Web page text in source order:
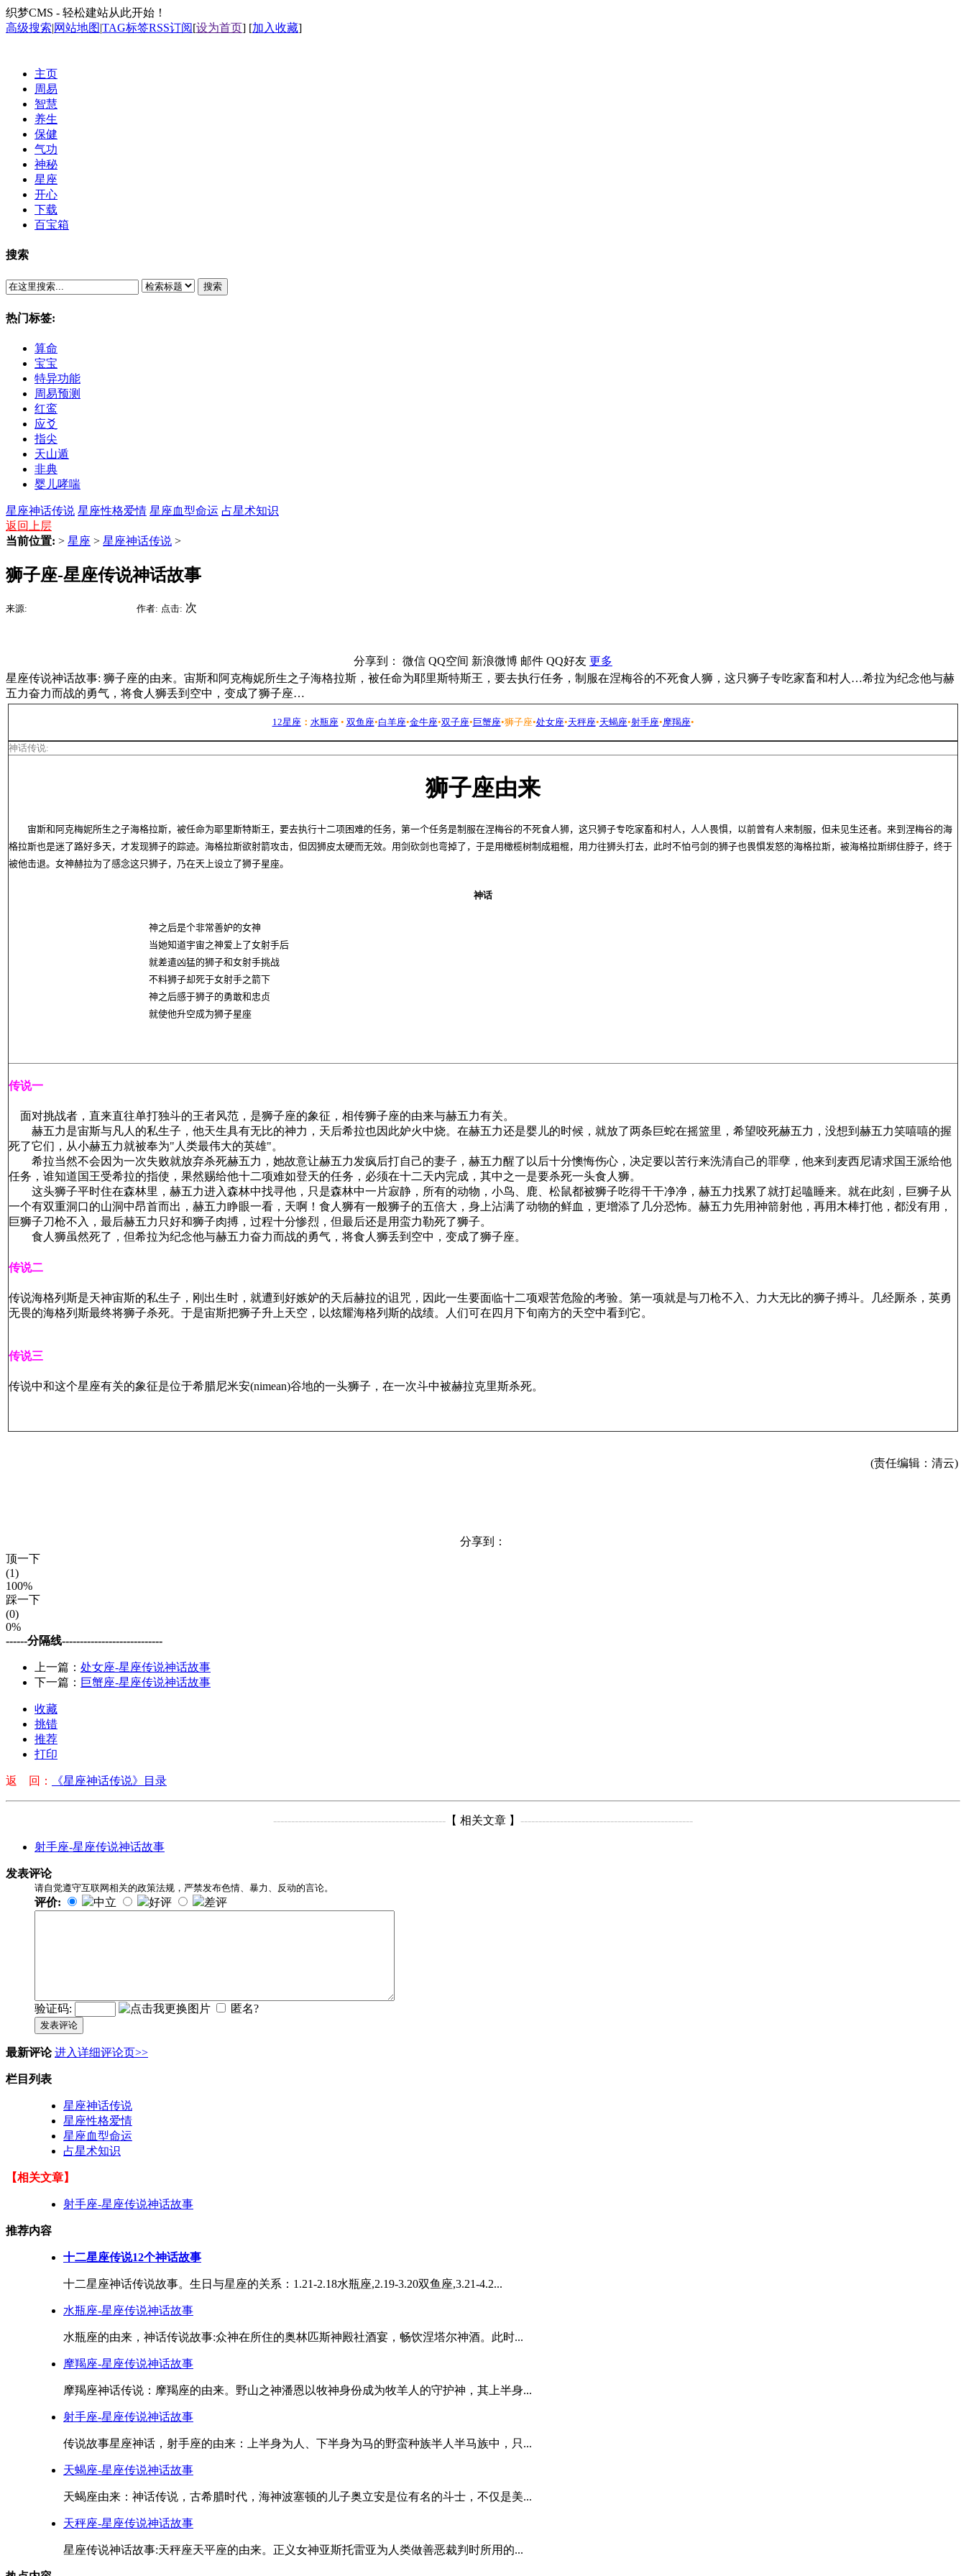
织梦CMS - 轻松建站从此开始！
高级搜索|网站地图|TAG标签RSS订阅[设为首页] [加入收藏]
主页
周易
智慧
养生
保健
气功
神秘
星座
开心
下载
百宝箱
搜索
搜索
热门标签:
算命
宝宝
特异功能
周易预测
红鸾
应爻
指尖
天山遁
非典
婴儿哮喘
星座神话传说 星座性格爱情 星座血型命运 占星术知识
返回上层
当前位置: > 星座 > 星座神话传说 >
狮子座-星座传说神话故事
来源: 作者: 点击: 次
分享到： 微信 QQ空间 新浪微博 邮件 QQ好友 更多
星座传说神话故事: 狮子座的由来。宙斯和阿克梅妮所生之子海格拉斯，被任命为耶里斯特斯王，要去执行任务，制服在涅梅谷的不死食人狮，这只狮子专吃家畜和村人…希拉为纪念他与赫
五力奋力而战的勇气，将食人狮丢到空中，变成了狮子座…
12星座： 水瓶座 • 双鱼座•白羊座•金牛座•双子座• 巨蟹座•狮子座•处女座•天秤座•天蝎座•射手座•摩羯座•
神话传说:
狮子座由来
宙斯和阿克梅妮所生之子海格拉斯，被任命为耶里斯特斯王，要去执行十二项困难的任务，第一个任务是制服在涅梅谷的不死食人狮，这只狮子专吃家畜和村人，人人畏惧，以前曾有人来制服，但未见生还者。来到涅梅谷的海
格拉斯也是迷了路好多天，才发现狮子的踪迹。海格拉斯欲射箭攻击，但因狮皮太硬而无效。用剑砍剑也弯掉了，于是用橄榄树制成粗棍，用力往狮头打去，此时不怕弓剑的狮子也畏惧发怒的海格拉斯，被海格拉斯绑住脖子，终于
被他击退。女神赫拉为了感念这只狮子，乃在天上设立了狮子星座。
神话
神之后是个非常善妒的女神
当她知道宇宙之神爱上了女射手后
就差遣凶猛的狮子和女射手挑战
不料狮子却死于女射手之箭下
神之后感于狮子的勇敢和忠贞
就使他升空成为狮子星座
传说一
面对挑战者，直来直往单打独斗的王者风范，是狮子座的象征，相传狮子座的由来与赫五力有关。
赫五力是宙斯与凡人的私生子，他天生具有无比的神力，天后希拉也因此妒火中烧。在赫五力还是婴儿的时候，就放了两条巨蛇在摇篮里，希望咬死赫五力，没想到赫五力笑嘻嘻的握
死了它们，从小赫五力就被奉为"人类最伟大的英雄"。
希拉当然不会因为一次失败就放弃杀死赫五力，她故意让赫五力发疯后打自己的妻子，赫五力醒了以后十分懊悔伤心，决定要以苦行来洗清自己的罪孽，他来到麦西尼请求国王派给他
任务，谁知道国王受希拉的指使，果然赐给他十二项难如登天的任务，必须在十二天内完成，其中之一是要杀死一头食人狮。
这头狮子平时住在森林里，赫五力进入森林中找寻他，只是森林中一片寂静，所有的动物，小鸟、鹿、松鼠都被狮子吃得干干净净，赫五力找累了就打起嗑睡来。就在此刻，巨狮子从
一个有双重洞口的山洞中昂首而出，赫五力睁眼一看，天啊！食人狮有一般狮子的五倍大，身上沾满了动物的鲜血，更增添了几分恐怖。赫五力先用神箭射他，再用木棒打他，都没有用，
巨狮子刀枪不入，最后赫五力只好和狮子肉搏，过程十分惨烈，但最后还是用蛮力勒死了狮子。
食人狮虽然死了，但希拉为纪念他与赫五力奋力而战的勇气，将食人狮丢到空中，变成了狮子座。
传说二
传说海格列斯是天神宙斯的私生子，刚出生时，就遭到好嫉妒的天后赫拉的诅咒，因此一生要面临十二项艰苦危险的考验。第一项就是与刀枪不入、力大无比的狮子搏斗。几经厮杀，英勇
无畏的海格列斯最终将狮子杀死。于是宙斯把狮子升上天空，以炫耀海格列斯的战绩。人们可在四月下旬南方的天空中看到它。
传说三
传说中和这个星座有关的象征是位于希腊尼米安(nimean)谷地的一头狮子，在一次斗中被赫拉克里斯杀死。
(责任编辑：清云)
分享到：
顶一下
(1)
100%
踩一下
(0)
0%
------分隔线----------------------------
上一篇： 处女座-星座传说神话故事
下一篇： 巨蟹座-星座传说神话故事
收藏
挑错
推荐
打印
返 回： 《星座神话传说》目录
------------------------------------------------ 【 相关文章 】 ------------------------------------------------
射手座-星座传说神话故事
发表评论
请自觉遵守互联网相关的政策法规，严禁发布色情、暴力、反动的言论。
评价: 中立 好评 差评
验证码: 匿名?
发表评论
最新评论 进入详细评论页>>
栏目列表
星座神话传说
星座性格爱情
星座血型命运
占星术知识
【相关文章】
射手座-星座传说神话故事
推荐内容
十二星座传说12个神话故事
十二星座神话传说故事。生日与星座的关系：1.21-2.18水瓶座,2.19-3.20双鱼座,3.21-4.2...
水瓶座-星座传说神话故事
水瓶座的由来，神话传说故事:众神在所住的奥林匹斯神殿社酒宴，畅饮涅塔尔神酒。此时...
摩羯座-星座传说神话故事
摩羯座神话传说：摩羯座的由来。野山之神潘恩以牧神身份成为牧羊人的守护神，其上半身...
射手座-星座传说神话故事
传说故事星座神话，射手座的由来：上半身为人、下半身为马的野蛮种族半人半马族中，只...
天蝎座-星座传说神话故事
天蝎座由来：神话传说，古希腊时代，海神波塞顿的儿子奥立安是位有名的斗士，不仅是美...
天秤座-星座传说神话故事
星座传说神话故事:天秤座天平座的由来。正义女神亚斯托雷亚为人类做善恶裁判时所用的...